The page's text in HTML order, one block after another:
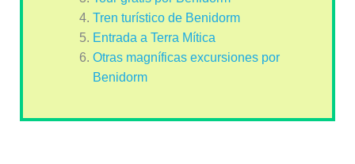
Tren turístico de Benidorm
Entrada a Terra Mítica
Otras magníficas excursiones por
Benidorm